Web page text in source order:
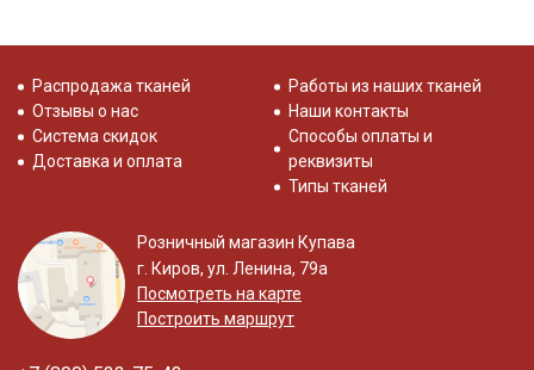
Распродажа тканей
Отзывы о нас
Система скидок
Доставка и оплата
Работы из наших тканей
Наши контакты
Способы оплаты и
реквизиты
Типы тканей
Розничный магазин Купава
г. Киров, ул. Ленина, 79а
Посмотреть на карте
Построить маршрут